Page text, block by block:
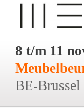
8 t/m 11
BE-Brussel